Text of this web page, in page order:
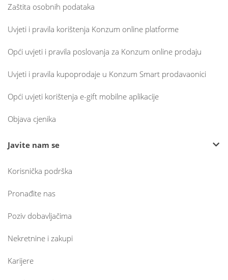
Zaštita osobnih podataka
Uvjeti i pravila korištenja Konzum online platforme
Opći uvjeti i pravila poslovanja za Konzum online prodaju
Uvjeti i pravila kupoprodaje u Konzum Smart prodavaonici
Opći uvjeti korištenja e-gift mobilne aplikacije
Objava cjenika
Javite nam se
Korisnička podrška
Pronađite nas
Poziv dobavljačima
Nekretnine i zakupi
Karijere